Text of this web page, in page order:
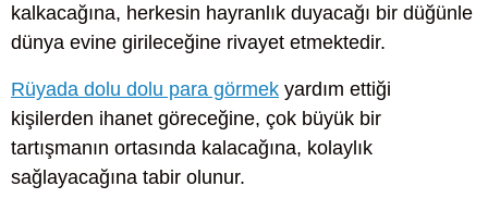
kalkacağına, herkesin hayranlık duyacağı bir düğünle
dünya evine girileceğine rivayet etmektedir.
Rüyada dolu dolu para görmek yardım ettiği
kişilerden ihanet göreceğine, çok büyük bir
tartışmanın ortasında kalacağına, kolaylık
sağlayacağına tabir olunur.